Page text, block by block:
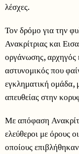
λέσχες.
Τον δρόμο για την
Ανακρίτριας και
οργάνωσης, αρχηγός
αστυνομικός που
εγκληματική ομάδα,
απευθείας στην
Με απόφαση
ελεύθεροι με όρους
οποίους